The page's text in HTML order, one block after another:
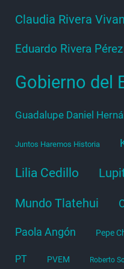
Claudia Rivera
Eduardo Rivera Pérez
Gobierno del
Guadalupe Daniel
Juntos Haremos Historia
Lilia Cedillo
Mundo Tlatehui
Paola Angón Pepe
PT PVEM Roberto